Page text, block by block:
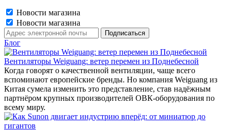
Новости магазина
Новости магазина
Блог
Вентиляторы Weiguang: ветер перемен из Поднебесной
Когда говорят о качественной вентиляции, чаще всего
вспоминают европейские бренды. Но компания Weiguang из
Китая сумела изменить это представление, став надёжным
партнёром крупных производителей ОВК-оборудования по
всему миру.